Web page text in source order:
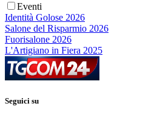
Eventi
Identità Golose 2026
Salone del Risparmio 2026
Fuorisalone 2026
L'Artigiano in Fiera 2025
Seguici su